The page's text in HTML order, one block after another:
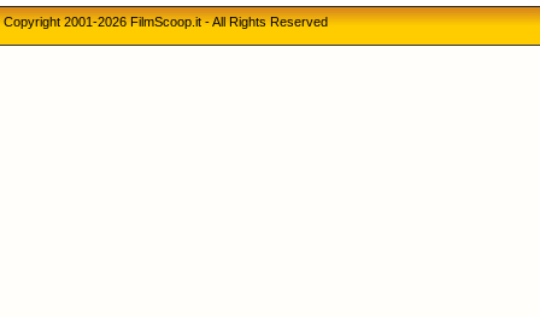
Copyright 2001-2026 FilmScoop.it - All Rights Reserved